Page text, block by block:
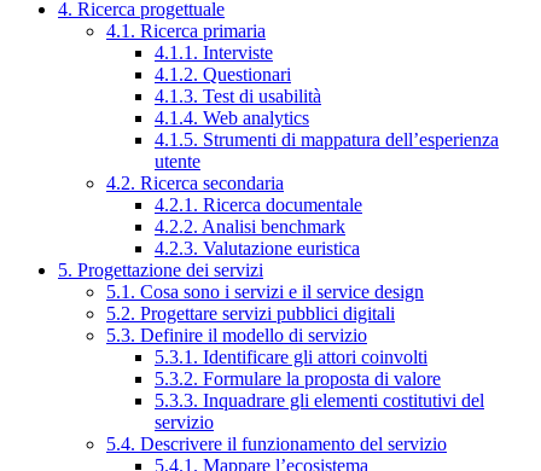
4. Ricerca progettuale
4.1. Ricerca primaria
4.1.1. Interviste
4.1.2. Questionari
4.1.3. Test di usabilità
4.1.4. Web analytics
4.1.5. Strumenti di mappatura dell’esperienza
utente
4.2. Ricerca secondaria
4.2.1. Ricerca documentale
4.2.2. Analisi benchmark
4.2.3. Valutazione euristica
5. Progettazione dei servizi
5.1. Cosa sono i servizi e il service design
5.2. Progettare servizi pubblici digitali
5.3. Definire il modello di servizio
5.3.1. Identificare gli attori coinvolti
5.3.2. Formulare la proposta di valore
5.3.3. Inquadrare gli elementi costitutivi del
servizio
5.4. Descrivere il funzionamento del servizio
5.4.1. Mappare l’ecosistema